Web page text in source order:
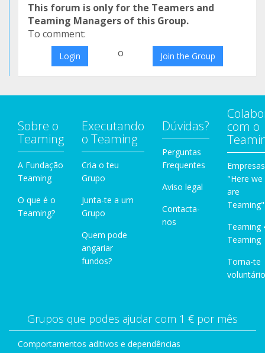
This forum is only for the Teamers and
Teaming Managers of this Group.
To comment:
Login o Join the Group
Sobre o
Teaming
A Fundação
Teaming
O que é o
Teaming?
Executando
o Teaming
Cria o teu
Grupo
Junta-te a um
Grupo
Quem pode
angariar
fundos?
Dúvidas?
Perguntas
Frequentes
Aviso legal
Contacta-
nos
com o
Empresas
"Here we
are
Teaming"
Teaming
Teaming
Torna-te
Grupos que podes ajudar com 1 € por mês
Comportamentos aditivos e dependências